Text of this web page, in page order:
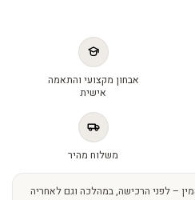
אבחון מקצועי והתאמה
אישית
משלוח מהיר
– לפני הרכישה, במהלכה וגם לאחריה